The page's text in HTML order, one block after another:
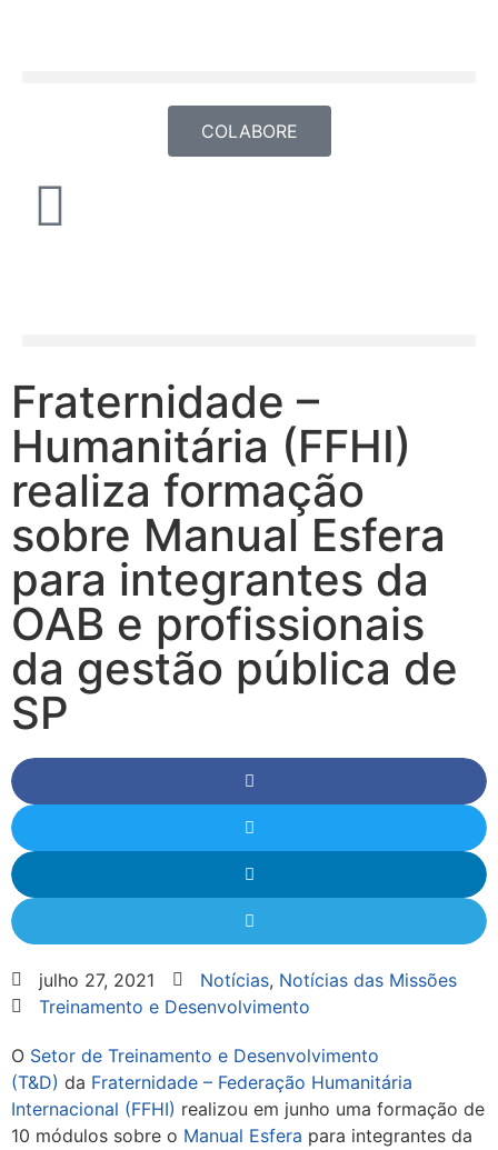
COLABORE
Fraternidade –
Humanitária (FFHI)
realiza formação
sobre Manual Esfera
para integrantes da
OAB e profissionais
da gestão pública de
SP
julho 27, 2021 Notícias, Notícias das Missões
Treinamento e Desenvolvimento
O Setor de Treinamento e Desenvolvimento
(T&D) da Fraternidade – Federação Humanitária
Internacional (FFHI) realizou em junho uma formação de
10 módulos sobre o Manual Esfera para integrantes da